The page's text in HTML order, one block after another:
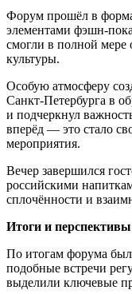
Форум прошёл в
элементами
смогли в полной мере
культуры.
Особую атмосферу
Санкт‑Петербурга в
и подчеркнул
вперёд — это стало
мероприятия.
Вечер завершился
российскими
сплочённости и
Итоги и перспективы
По итогам форума
подобные встречи
выделили ключевые